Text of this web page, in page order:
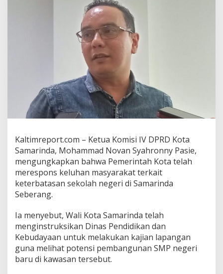
n
g
R
e
n
a
P
e
m
g
u
n
a
n
S
N
e
g
e
r
Kaltimreport.com – Ketua Komisi IV DPRD Kota
Samarinda, Mohammad Novan Syahronny Pasie,
mengungkapkan bahwa Pemerintah Kota telah
merespons keluhan masyarakat terkait
keterbatasan sekolah negeri di Samarinda
Seberang.
Ia menyebut, Wali Kota Samarinda telah
menginstruksikan Dinas Pendidikan dan
Kebudayaan untuk melakukan kajian lapangan
guna melihat potensi pembangunan SMP negeri
baru di kawasan tersebut.